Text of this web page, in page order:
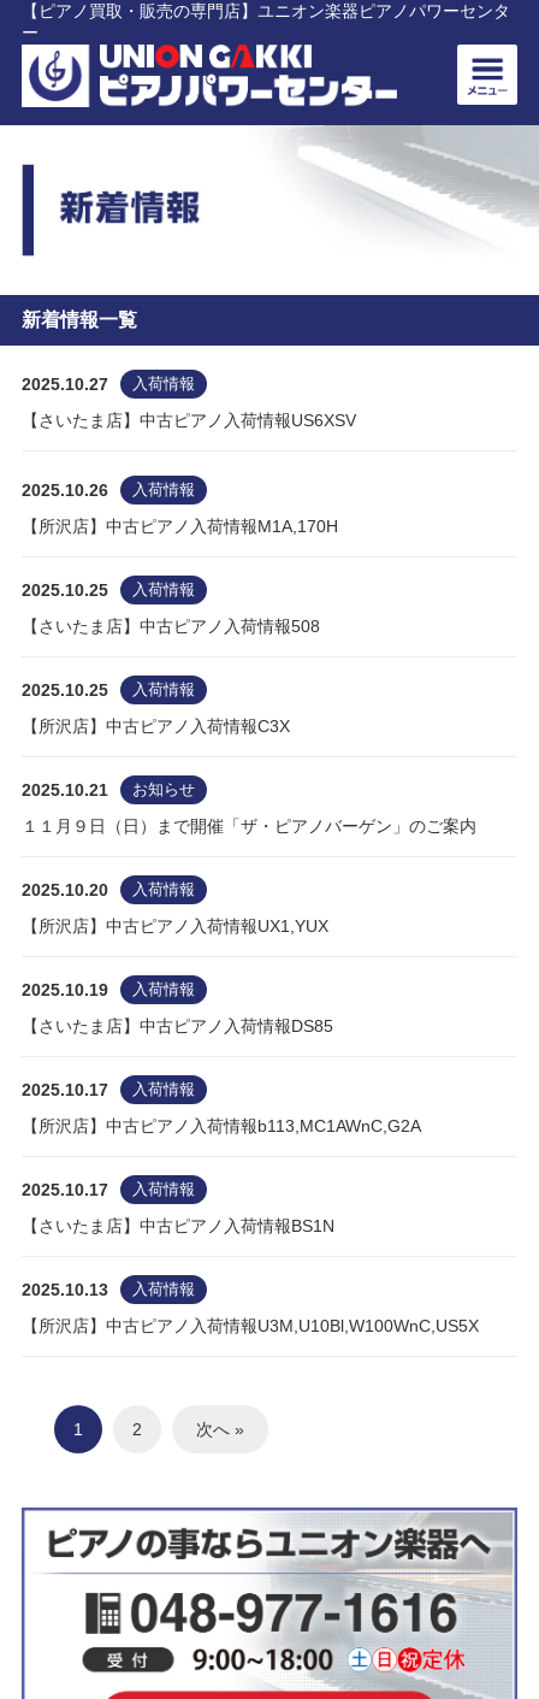
【ピアノ買取・販売の専門店】ユニオン楽器ピアノパワーセンタ
ー
新着情報一覧
2025.10.27 入荷情報
【さいたま店】中古ピアノ入荷情報US6XSV
2025.10.26 入荷情報
【所沢店】中古ピアノ入荷情報M1A,170H
2025.10.25 入荷情報
【さいたま店】中古ピアノ入荷情報508
2025.10.25 入荷情報
【所沢店】中古ピアノ入荷情報C3X
2025.10.21 お知らせ
１１月９日（日）まで開催「ザ・ピアノバーゲン」のご案内
2025.10.20 入荷情報
【所沢店】中古ピアノ入荷情報UX1,YUX
2025.10.19 入荷情報
【さいたま店】中古ピアノ入荷情報DS85
2025.10.17 入荷情報
【所沢店】中古ピアノ入荷情報b113,MC1AWnC,G2A
2025.10.17 入荷情報
【さいたま店】中古ピアノ入荷情報BS1N
2025.10.13 入荷情報
【所沢店】中古ピアノ入荷情報U3M,U10Bl,W100WnC,US5X
1 2 次へ »